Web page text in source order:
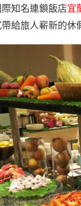
知名連鎖飯店宜
給旅人嶄新的休